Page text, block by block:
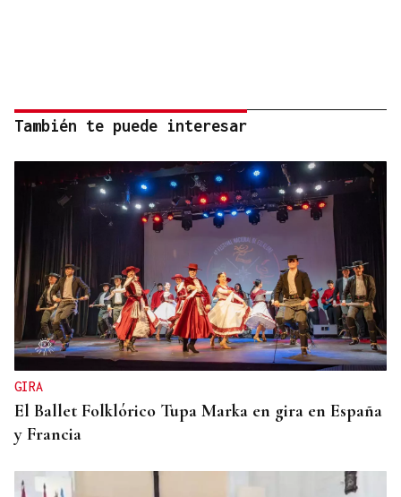
También te puede interesar
GIRA
El Ballet Folklórico Tupa Marka en gira en España
y Francia